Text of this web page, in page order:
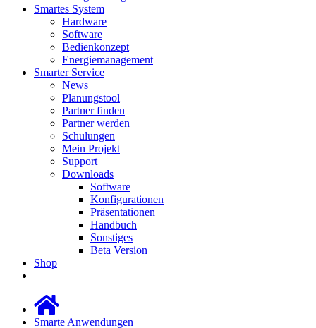
Smartes System
Hardware
Software
Bedienkonzept
Energiemanagement
Smarter Service
News
Planungstool
Partner finden
Partner werden
Schulungen
Mein Projekt
Support
Downloads
Software
Konfigurationen
Präsentationen
Handbuch
Sonstiges
Beta Version
Shop
Smarte Anwendungen